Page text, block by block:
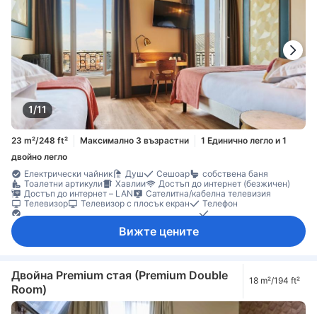
1/11
23 m²/248 ft² Максимално 3 възрастни
1 Единично легло и 1
двойно легло
Електрически чайник
Душ Сешоар
собствена баня
Тоалетни артикули
Хавлии
Достъп до интернет (безжичен)
Достъп до интернет – LAN
Сателитна/кабелна телевизия
Телевизор
Телевизор с плосък екран
Телефон
Елементи за удобство при сън
Звукоизолация
Дървен/паркетен под
Кофи за боклук
Прозорец Гардеробна
Гардеробна стая
Стойка за дрехи
Детектор за дим
Достъпно чрез асансьор
Индивидуална климатизация
Сейф за лаптоп
Функция за защита/сигурност
Вижте цените
Двойна Premium стая (Premium Double
Room)
18 m²/194 ft²